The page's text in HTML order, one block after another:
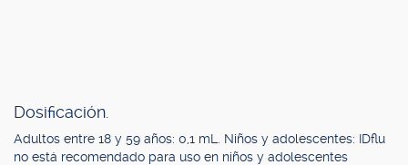
Dosificación.
Adultos entre 18 y 59 años: 0,1 mL. Niños y adolescentes: IDflu
no está recomendado para uso en niños y adolescentes